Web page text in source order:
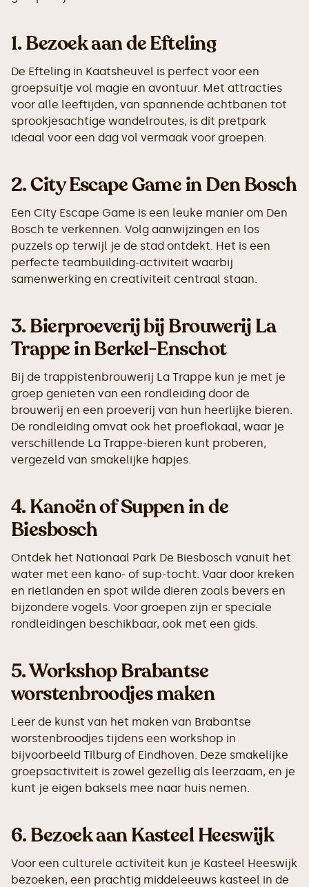
1.Bezoek aan de Efteling
De Efteling in Kaatsheuvel is perfect voor een
groepsuitje vol magie en avontuur. Met attracties
voor alle leeftijden, van spannende achtbanen tot
sprookjesachtige wandelroutes, is dit pretpark
ideaal voor een dag vol vermaak voor groepen.
2.City Escape Game in Den Bosch
Een City Escape Game is een leuke manier om Den
Bosch te verkennen. Volg aanwijzingen en los
puzzels op terwijl je de stad ontdekt. Het is een
perfecte teambuilding-activiteit waarbij
samenwerking en creativiteit centraal staan.
3.Bierproeverij bij Brouwerij La
Trappe in Berkel-Enschot
Bij de trappistenbrouwerij La Trappe kun je met je
groep genieten van een rondleiding door de
brouwerij en een proeverij van hun heerlijke bieren.
De rondleiding omvat ook het proeflokaal, waar je
verschillende La Trappe-bieren kunt proberen,
vergezeld van smakelijke hapjes.
4.Kanoën of Suppen in de
Biesbosch
Ontdek het Nationaal Park De Biesbosch vanuit het
water met een kano- of sup-tocht. Vaar door kreken
en rietlanden en spot wilde dieren zoals bevers en
bijzondere vogels. Voor groepen zijn er speciale
rondleidingen beschikbaar, ook met een gids.
5.Workshop Brabantse
worstenbroodjes maken
Leer de kunst van het maken van Brabantse
worstenbroodjes tijdens een workshop in
bijvoorbeeld Tilburg of Eindhoven. Deze smakelijke
groepsactiviteit is zowel gezellig als leerzaam, en je
kunt je eigen baksels mee naar huis nemen.
6.Bezoek aan Kasteel Heeswijk
Voor een culturele activiteit kun je Kasteel Heeswijk
bezoeken, een prachtig middeleeuws kasteel in de